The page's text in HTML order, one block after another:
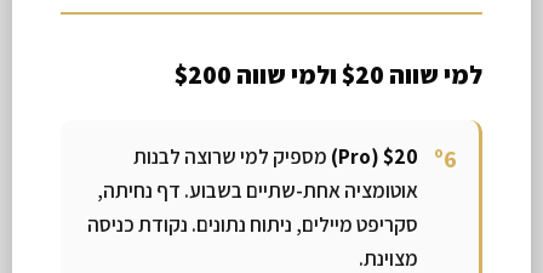
למי שווה $20 ולמי שווה $200
$20 (Pro)
מספיק למי שרוצה לבנות
אוטומציה אחת-שתיים בשבוע. דף נחיתה,
סקריפט מיילים, ניתוח נתונים. נקודת כניסה
מצוינת.